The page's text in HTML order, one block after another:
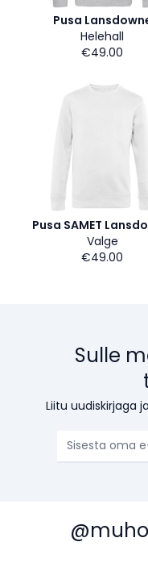
Pusa
Helehall
€49.00
Pusa SAMET
Valge
€49.00
Sulle
Liitu uudiskirjaga